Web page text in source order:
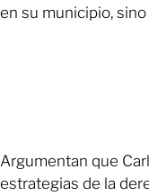
en su municipio,
Argumentan que
estrategias de la